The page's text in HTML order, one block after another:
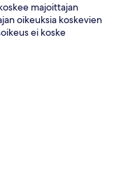
majoittajan
oikeuksia koskevien
ei koske